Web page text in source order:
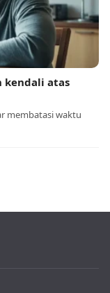
kendali atas
membatasi waktu